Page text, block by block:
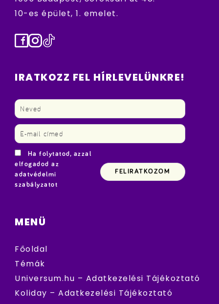
10-es épület, 1. emelet.
Facebook
Instagram
TikTok
IRATKOZZ FEL HÍRLEVELÜNKRE!
Ha folytatod, azzal
elfogadod az
adatvédelmi
szabályzatot
MENÜ
Főoldal
Témák
Universum.hu – Adatkezelési Tájékoztató
Koliday – Adatkezelési Tájékoztató